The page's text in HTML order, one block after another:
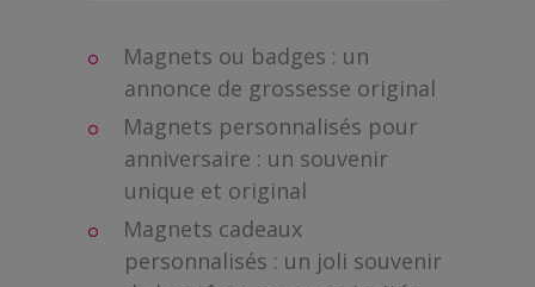
Magnets ou badges : un
annonce de grossesse original
Magnets personnalisés pour
anniversaire : un souvenir
unique et original
Magnets cadeaux
personnalisés : un joli souvenir